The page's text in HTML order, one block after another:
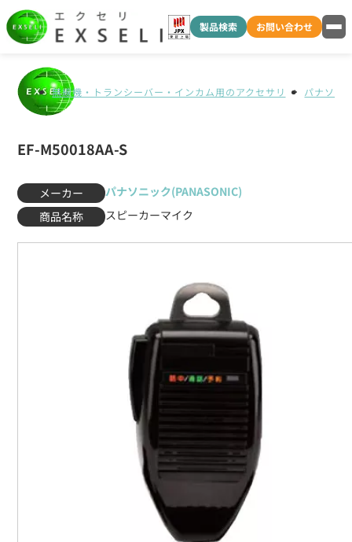
製品検索 お問い合わせ
無線機・トランシーバー・インカム用のアクセサリ パナソニ
EF-M50018AA-S
メーカー
パナソニック(PANASONIC)
商品名称
スピーカーマイク